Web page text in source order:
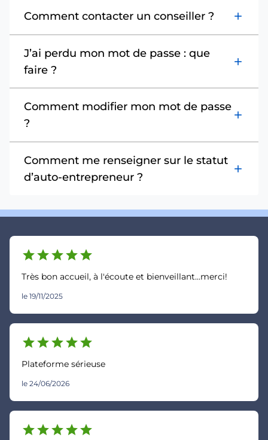
Comment contacter un conseiller ? add
J’ai perdu mon mot de passe : que
faire ?
add
Comment modifier mon mot de passe
?
add
Comment me renseigner sur le statut
d’auto-entrepreneur ?
add
starstarstarstarstar
Très bon accueil, à l'écoute et bienveillant...merci!
le 19/11/2025
starstarstarstarstar
Plateforme sérieuse
le 24/06/2026
starstarstarstarstar